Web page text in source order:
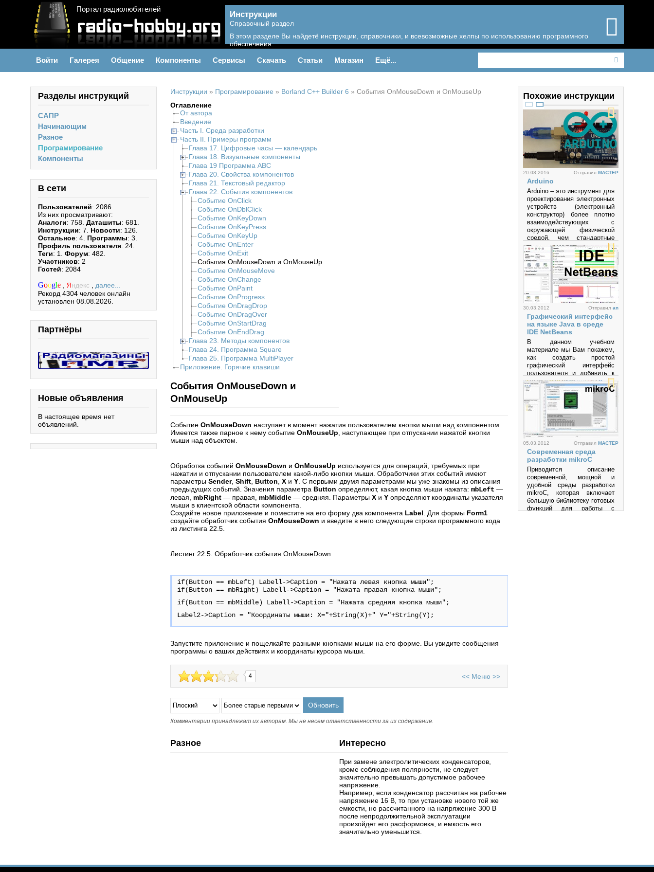
Портал радиолюбителей
Инструкции
Справочный раздел
В этом разделе Вы найдетё инструкции, справочники, и всевозможные хелпы по использованию программного
обеспечения.
Войти Галерея Общение Компоненты Сервисы Скачать Статьи Магазин Ещё...
Разделы инструкций
САПР
Начинающим
Разное
Програмирование
Компоненты
В сети
Пользователей: 2086
Из них просматривают:
Аналоги: 758. Даташиты: 681.
Инструкции: 7. Новости: 126.
Остальное: 4. Программы: 3.
Профиль пользователя: 24.
Теги: 1. Форум: 482.
Участников: 2
Гостей: 2084
Google Яндекс
далее...
Рекорд 4304 человек онлайн
установлен 08.08.2026.
Партнёры
Новые объявления
В настоящее время нет
объявлений.
Инструкции » Програмирование » Borland C++ Builder 6 » События OnMouseDown и OnMouseUp
Оглавление
От автора
Введение
Часть I. Среда разработки
Часть II. Примеры программ
Глава 17. Цифровые часы — календарь
Глава 18. Визуальные компоненты
Глава 19 Программа ABC
Глава 20. Свойства компонентов
Глава 21. Текстовый редактор
Глава 22. События компонентов
Событие OnClick
Событие OnDblClick
Событие OnKeyDown
Событие OnKeyPress
Событие OnKeyUp
Событие OnEnter
Событие OnExit
События OnMouseDown и OnMouseUp
Событие OnMouseMove
Событие OnChange
Событие OnPaint
Событие OnProgress
Событие OnDragDrop
Событие OnDragOver
Событие OnStartDrag
Событие OnEndDrag
Глава 23. Методы компонентов
Глава 24. Программа Square
Глава 25. Программа MultiPlayer
Приложение. Горячие клавиши
События OnMouseDown и
OnMouseUp
Событие OnMouseDown наступает в момент нажатия пользователем кнопки мыши над компонентом.
Имеется также парное к нему событие OnMouseUp , наступающее при отпускании нажатой кнопки
мыши над объектом.
Обработка событий OnMouseDown и OnMouseUp используется для операций, требуемых при
нажатии и отпускании пользователем какой-либо кнопки мыши. Обработчики этих событий имеют
параметры Sender, Shift Button X и Y . С первыми двумя параметрами мы уже знакомы из описания
предыдущих событий. Значения параметра Button определяют, какая кнопка мыши нажата: mbLeft —
левая, mbRight — правая, mbMiddle — средняя. Параметры X и Y определяют координаты указателя
мыши в клиентской области компонента.
Создайте новое приложение и поместите на его форму два компонента Label . Для формы Form1
создайте обработчик события OnMouseDown и введите в него следующие строки программного кода
из листинга 22.5.
Листинг 22.5. Обработчик события OnMouseDown
if(Button == mbLeft) Labell->Caption = "Нажата левая кнопка мыши";
if(Button == mbRight) Labell->Caption = "Нажата правая кнопка мыши";
if(Button == mbMiddle) Labell->Caption = "Нажата средняя кнопка мыши";
Label2->Caption = "Координаты мыши: X="+String(X)+" Y="+String(Y);
Запустите приложение и пощелкайте разными кнопками мыши на его форме. Вы увидите сообщения
программы о ваших действиях и координаты курсора мыши.
4 << Меню >>
Комментарии принадлежат их авторам. Мы не несем ответственности за их содержание.
Разное Интересно
При замене электролитических конденсаторов,
кроме соблюдения полярности, не следует
значительно превышать допустимое рабочее
напряжение.
Например, если конденсатор рассчитан на рабочее
напряжение 16 В, то при установке нового той же
емкости, но рассчитанного на напряжение 300 В
после непродолжительной эксплуатации
произойдет его расформовка, и емкость его
значительно уменьшится.
Похожие инструкции
20.08.2016 Отправил MACTEP
Arduino
Arduino – это инструмент для
проектирования электронных
устройств (электронный
конструктор) более плотно
взаимодействующих с
окружающей физической
средой, чем стандартные
персональные компьютеры,
которые фактически не
выходят за рамки
виртуальности. Это
платформа,
предназначенная для
«physical computing» с
открытым программным
кодом, построенная на
простой печатной плате с
современной средой для
написания программного
обеспечения.
Просмотров: 597981
30.03.2012 Отправил an
Графический интерфейс
на языке Java в среде
IDE NetBeans
В данном учебном
материале мы Вам покажем,
как создать простой
графический интерфейс
пользователя и добавить к
нему несложной
функциональности.
Просмотров: 64706
05.03.2012 Отправил MACTEP
Современная среда
разработки mikroC
Приводится описание
современной, мощной и
удобной среды разработки
mikroC, которая включает
большую библиотеку готовых
функций для работы с